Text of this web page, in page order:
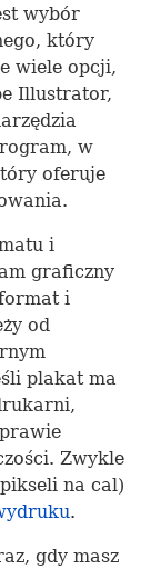
wybór
który
wiele opcji,
Illustrator,
w
oferuje
i
graficzny
i
od
plakat ma
Zwykle
na cal)
.
gdy masz